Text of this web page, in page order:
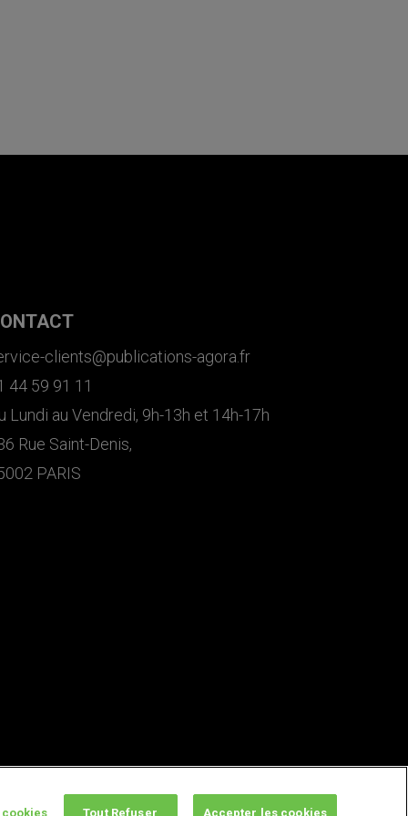
clients@publications-agora.fr
44 59 91 11
Lundi au Vendredi, 9h-13h et 14h-17h
Rue Saint-Denis,
PARIS
Tout Refuser Accepter les cookies